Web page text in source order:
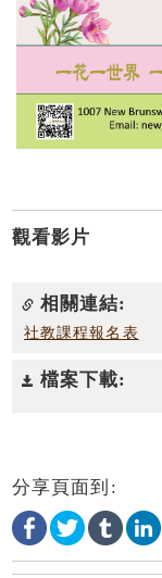
觀看影片
相關連結:
社教課程報名表
檔案下載:
分享頁面到: